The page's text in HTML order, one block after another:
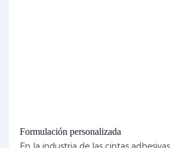
Formulación personalizada